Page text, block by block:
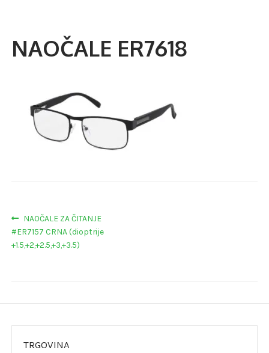
VERSET PARFEMI
Checkout
NAOČALE ER7618
Navigacija
objava
Prethodna
objava:
NAOČALE ZA ČITANJE
#ER7157 CRNA (dioptrije
+1.5,+2,+2.5,+3,+3.5)
TRGOVINA